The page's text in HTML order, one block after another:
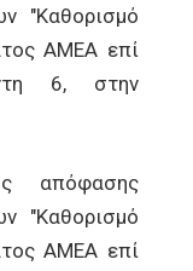
"Καθορισμό
ΑΜΕΑ επί
6, στην
απόφασης
"Καθορισμό
ΑΜΕΑ επί